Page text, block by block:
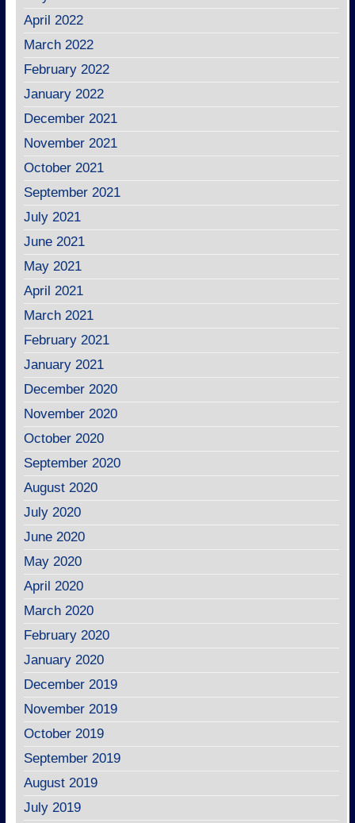
April 2022
March 2022
February 2022
January 2022
December 2021
November 2021
October 2021
September 2021
July 2021
June 2021
May 2021
April 2021
March 2021
February 2021
January 2021
December 2020
November 2020
October 2020
September 2020
August 2020
July 2020
June 2020
May 2020
April 2020
March 2020
February 2020
January 2020
December 2019
November 2019
October 2019
September 2019
August 2019
July 2019